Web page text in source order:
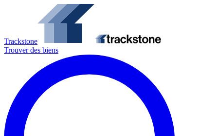
Trackstone
Trouver des biens